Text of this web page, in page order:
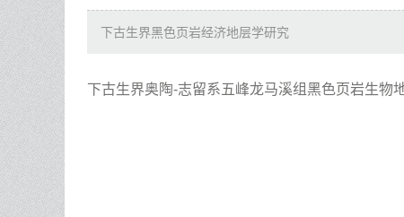
下古生界黑色页岩经济地层学研究
下古生界奥陶-志留系五峰龙马溪组黑色页岩生物